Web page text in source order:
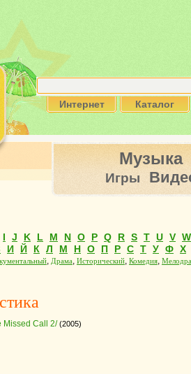
Интернет Каталог
Музыка
Игры
I J K L M N O P Q R S T U V W
И Й К Л М Н О П Р С Т У Ф Х
, Драма, Исторический, Комедия,
Missed Call 2/(2005)